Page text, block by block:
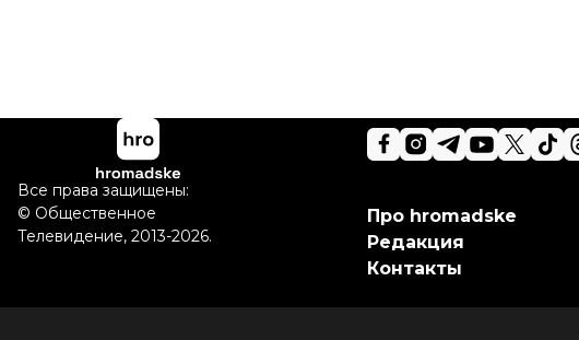
Про hromadske
Редакция
Контакты
Все права защищены:
© Общественное
Телевидение, 2013-2026.